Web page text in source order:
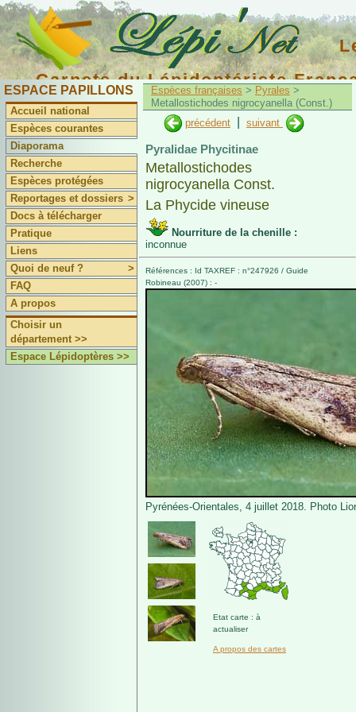
Carnets du Lépidoptériste
ESPACE PAPILLONS
Accueil national
Espèces courantes
Diaporama
Recherche
Espèces protégées
Reportages et dossiers >
Docs à télécharger
Pratique
Liens
Quoi de neuf ?
>
FAQ
A propos
Choisir un
département >>
Espace Lépidoptères >>
Espèces françaises > Pyrales >
Metallostichodes nigrocyanella (Const.)
précédent
suivant
Pyralidae Phycitinae
Metallostichodes
nigrocyanella Const.
La Phycide vineuse
Nourriture de la chenille :
inconnue
Références : Id TAXREF : n°247926 / Guide
Robineau (2007) : -
Pyrénées-Orientales, 4 juillet 2018. Photo
Etat carte : à
actualiser
A propos des cartes